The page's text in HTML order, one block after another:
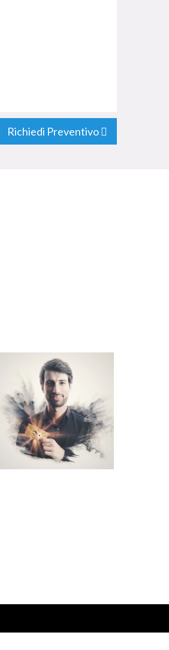
Richiedi Preventivo